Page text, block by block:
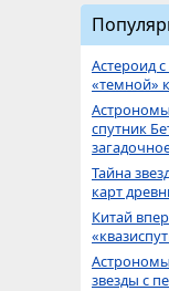
Астероид
«темной»
Астрономы
спутник
Тайна
карт
Китай
звезды с